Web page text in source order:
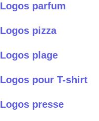
Logos parfum
Logos pizza
Logos plage
Logos pour T-shirt
Logos presse